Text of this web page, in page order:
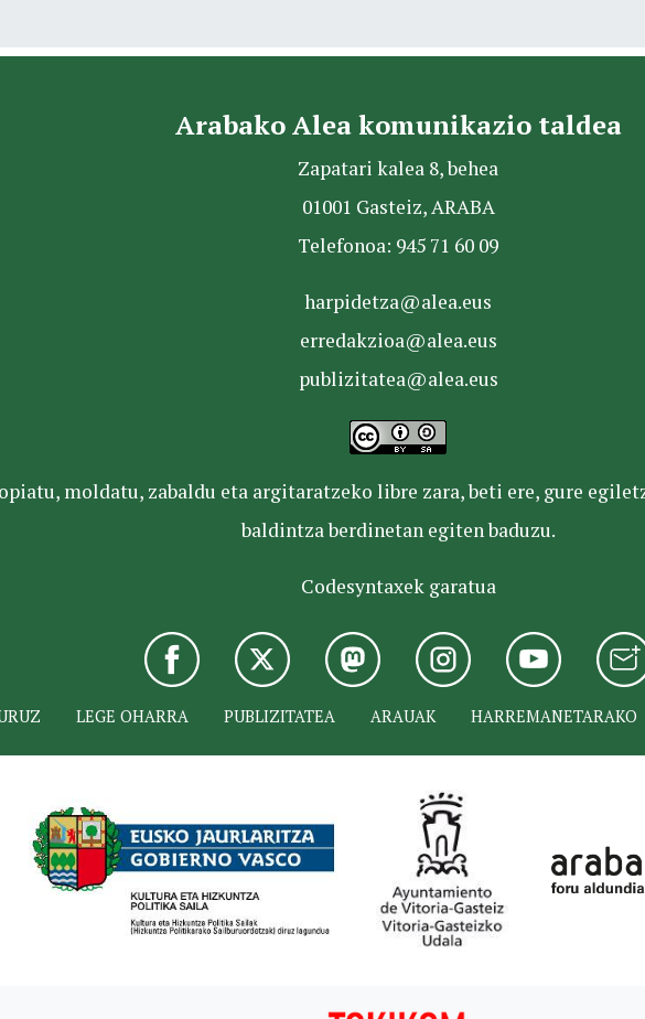
Arabako Alea komunikazio taldea
Zapatari kalea 8, behea
01001 Gasteiz, ARABA
Telefonoa: 945 71 60 09
harpidetza@alea.eus
erredakzioa@alea.eus
publizitatea@alea.eus
moldatu, zabaldu eta argitaratzeko libre zara, beti ere, gure
baldintza berdinetan egiten baduzu.
Codesyntaxek garatua
LEGE OHARRA PUBLIZITATEA ARAUAK HARREMANETARAKO